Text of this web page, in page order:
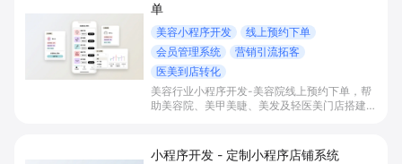
单
美容小程序开发
线上预约下单
会员管理系统
营销引流拓客
医美到店转化
美容行业小程序开发-美容院线上预约下单，帮
助美容院、美甲美睫、美发及轻医美门店搭建线
引流拓客、提升到店转化和复购。
小程序开发 - 定制小程序店铺系统